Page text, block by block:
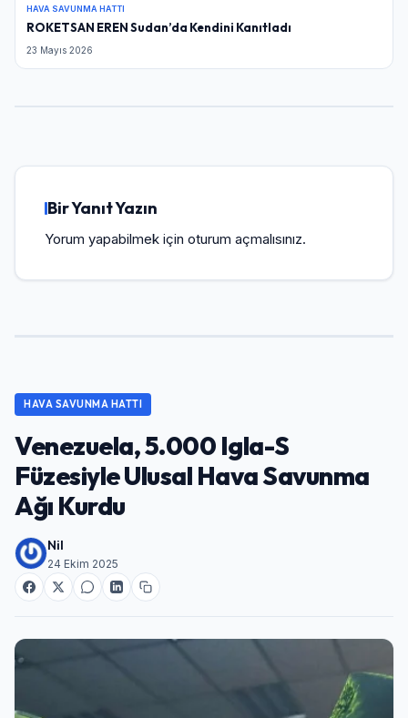
HAVA SAVUNMA HATTI
ROKETSAN EREN Sudan’da Kendini Kanıtladı
23 Mayıs 2026
Bir Yanıt Yazın
Yorum yapabilmek için oturum açmalısınız.
HAVA SAVUNMA HATTI
Venezuela, 5.000 Igla-S
Füzesiyle Ulusal Hava Savunma
Ağı Kurdu
Nil
24 Ekim 2025